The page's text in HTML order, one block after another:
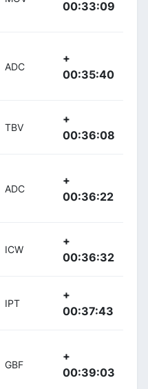
00:33:09
ADC
+
00:35:40
TBV
+
00:36:08
ADC
+
00:36:22
ICW
+
00:36:32
IPT
+
00:37:43
GBF
+
00:39:03